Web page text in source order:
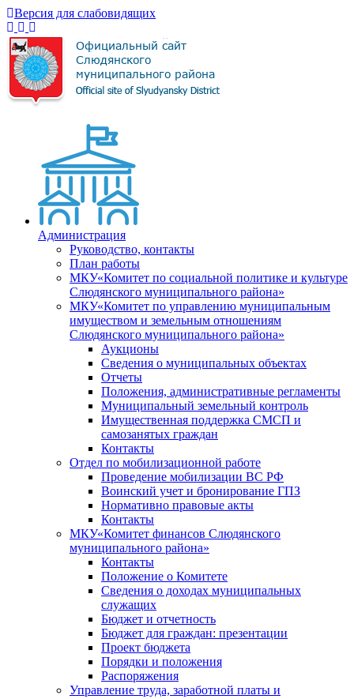
Версия для слабовидящих
Администрация
Руководство, контакты
План работы
МКУ«Комитет по социальной политике и культуре
Слюдянского муниципального района»
МКУ«Комитет по управлению муниципальным
имуществом и земельным отношениям
Слюдянского муниципального района»
Аукционы
Сведения о муниципальных объектах
Отчеты
Положения, административные регламенты
Муниципальный земельный контроль
Имущественная поддержка СМСП и
самозанятых граждан
Контакты
Отдел по мобилизационной работе
Проведение мобилизации ВС РФ
Воинский учет и бронирование ГПЗ
Нормативно правовые акты
Контакты
МКУ«Комитет финансов Слюдянского
муниципального района»
Контакты
Положение о Комитете
Сведения о доходах муниципальных
служащих
Бюджет и отчетность
Бюджет для граждан: презентации
Проект бюджета
Порядки и положения
Распоряжения
Управление труда, заработной платы и